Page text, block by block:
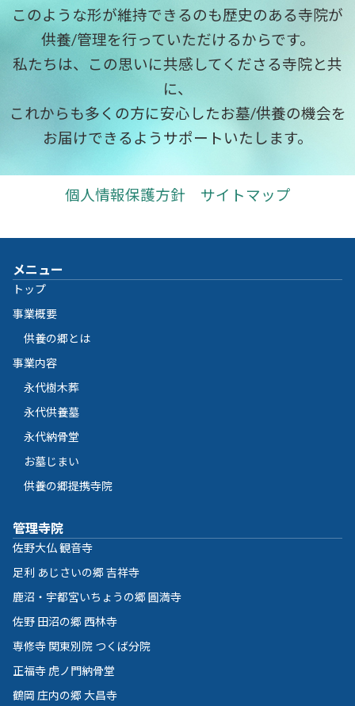
このような形が維持できるのも歴史のある寺院が
供養/管理を行っていただけるからです。
私たちは、この思いに共感してくださる寺院と共
に、
これからも多くの方に安心したお墓/供養の機会を
お届けできるようサポートいたします。
個人情報保護方針 サイトマップ
メニュー
トップ
事業概要
供養の郷とは
事業内容
永代樹木葬
永代供養墓
永代納骨堂
お墓じまい
供養の郷提携寺院
管理寺院
佐野大仏 観音寺
足利 あじさいの郷 吉祥寺
鹿沼・宇都宮いちょうの郷 圓満寺
佐野 田沼の郷 西林寺
専修寺 関東別院 つくば分院
正福寺 虎ノ門納骨堂
鶴岡 庄内の郷 大昌寺